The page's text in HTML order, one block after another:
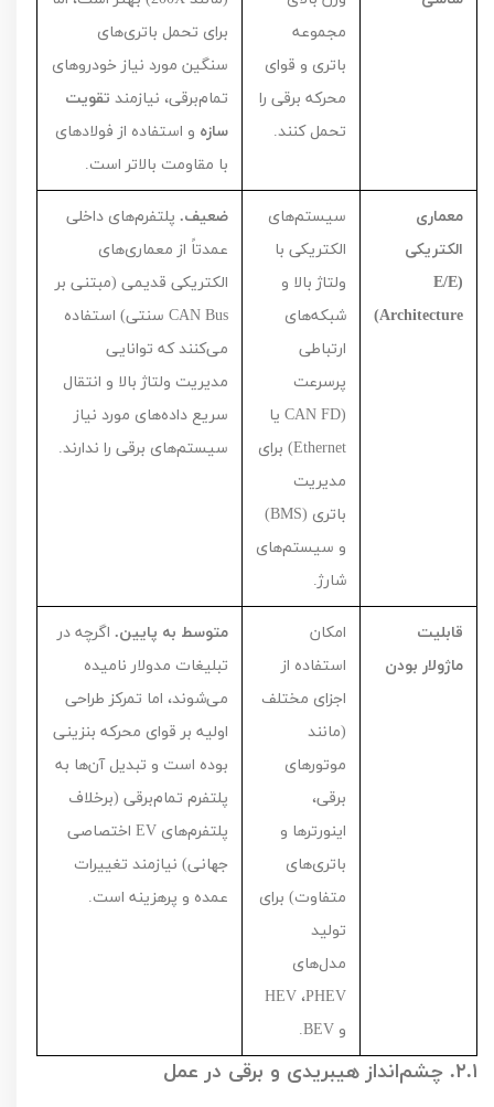
مجموعه
باتری و قوای
محرکه برقی را
تحمل کنند.
برای تحمل باتری‌های
سنگین مورد نیاز خودروهای
تمام‌برقی، نیازمند تقویت
سازه و استفاده از فولادهای
با مقاومت بالاتر است.
معماری
الکتریکی
(
E/E
Architecture
)
سیستم‌های
الکتریکی با
ولتاژ بالا و
شبکه‌های
ارتباطی
پرسرعت
(
CAN FD یا
Ethernet) برای
مدیریت
باتری (BMS
)
و سیستم‌های
شارژ.
ضعیف. پلتفرم‌های داخلی
عمدتاً از معماری‌های
الکتریکی قدیمی (مبتنی بر
CAN Bus سنتی) استفاده
می‌کنند که توانایی
مدیریت ولتاژ بالا و انتقال
سریع داده‌های مورد نیاز
سیستم‌های برقی را ندارند.
قابلیت
ماژولار بودن
امکان
استفاده از
اجزای مختلف
(مانند
موتورهای
برقی،
اینورترها و
باتری‌های
متفاوت) برای
تولید
مدل‌های
PHEV، HEV
و BEV
.
متوسط به پایین. اگرچه در
تبلیغات مدولار نامیده
می‌شوند، اما تمرکز طراحی
اولیه بر قوای محرکه بنزینی
بوده است و تبدیل آن‌ها به
پلتفرم تمام‌برقی (برخلاف
پلتفرم‌های EV اختصاصی
جهانی) نیازمند تغییرات
عمده و پرهزینه است.
۲.۱. چشم‌انداز هیبریدی و برقی در عمل